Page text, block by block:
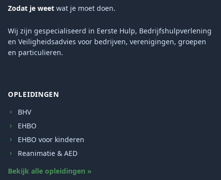
Zodat je weet wat je moet doen.
Wij zijn gespecialiseerd in Eerste Hulp, Bedrijfshulpverlening
en Veiligheidsadvies voor bedrijven, verenigingen, groepen
en particulieren.
OPLEIDINGEN
BHV
EHBO
EHBO voor kinderen
Reanimatie & AED
Bekijk alle opleidingen »